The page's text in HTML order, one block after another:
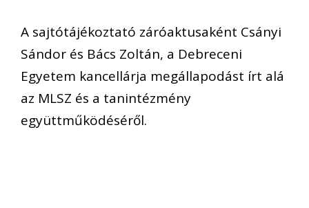
A sajtótájékoztató záróaktusaként Csányi
Sándor és Bács Zoltán, a Debreceni
Egyetem kancellárja megállapodást írt alá
az MLSZ és a tanintézmény
együttműködéséről.